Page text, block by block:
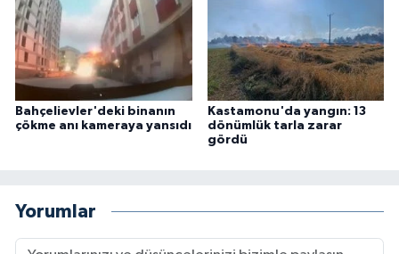
Bahçelievler'deki binanın
çökme anı kameraya yansıdı
Kastamonu'da yangın: 13
dönümlük tarla zarar
gördü
Yorumlar